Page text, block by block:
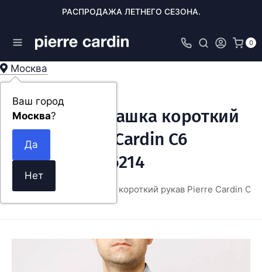
РАСПРОДАЖА ЛЕТНЕГО СЕЗОНА.
0
Москва
Ваш город
Москва?
Мужская рубашка короткий
рукав Pierre Cardin C6
15400.0004/6214
Мужская рубашка короткий рукав Pierre Cardin C6